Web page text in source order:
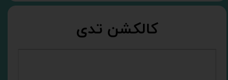
کالکشن تدی